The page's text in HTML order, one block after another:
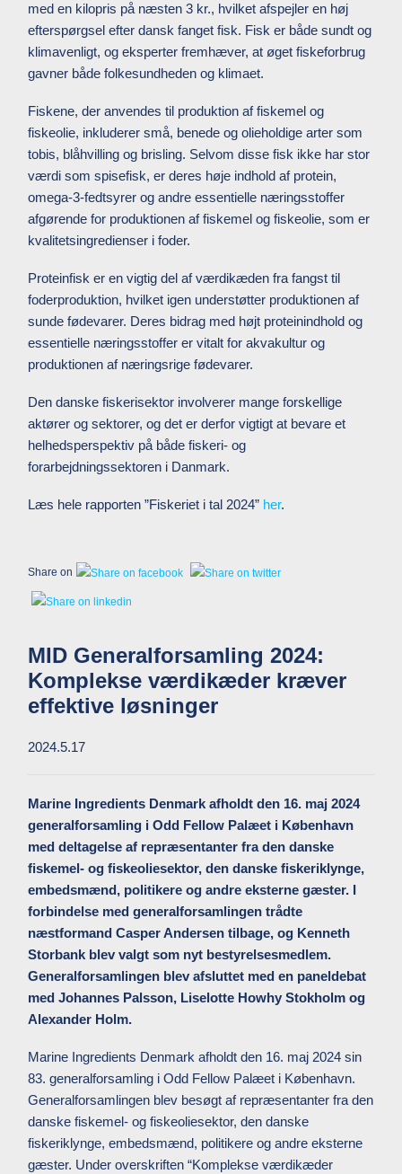
med en kilopris på næsten 3 kr., hvilket afspejler en høj
efterspørgsel efter dansk fanget fisk. Fisk er både sundt og
klimavenligt, og eksperter fremhæver, at øget fiskeforbrug
gavner både folkesundheden og klimaet.
Fiskene, der anvendes til produktion af fiskemel og
fiskeolie, inkluderer små, benede og olieholdige arter som
tobis, blåhvilling og brisling. Selvom disse fisk ikke har stor
værdi som spisefisk, er deres høje indhold af protein,
omega-3-fedtsyrer og andre essentielle næringsstoffer
afgørende for produktionen af fiskemel og fiskeolie, som er
kvalitetsingredienser i foder.
Proteinfisk er en vigtig del af værdikæden fra fangst til
foderproduktion, hvilket igen understøtter produktionen af
sunde fødevarer. Deres bidrag med højt proteinindhold og
essentielle næringsstoffer er vitalt for akvakultur og
produktionen af næringsrige fødevarer.
Den danske fiskerisektor involverer mange forskellige
aktører og sektorer, og det er derfor vigtigt at bevare et
helhedsperspektiv på både fiskeri- og
forarbejdningssektoren i Danmark.
Læs hele rapporten ”Fiskeriet i tal 2024” her.
Share on
MID Generalforsamling 2024:
Komplekse værdikæder kræver
effektive løsninger
2024.5.17
Marine Ingredients Denmark afholdt den 16. maj 2024
generalforsamling i Odd Fellow Palæet i København
med deltagelse af repræsentanter fra den danske
fiskemel- og fiskeoliesektor, den danske fiskeriklynge,
embedsmænd, politikere og andre eksterne gæster. I
forbindelse med generalforsamlingen trådte
næstformand Casper Andersen tilbage, og Kenneth
Storbank blev valgt som nyt bestyrelsesmedlem.
Generalforsamlingen blev afsluttet med en paneldebat
med Johannes Palsson, Liselotte Howhy Stokholm og
Alexander Holm.
Marine Ingredients Denmark afholdt den 16. maj 2024 sin
83. generalforsamling i Odd Fellow Palæet i København.
Generalforsamlingen blev besøgt af repræsentanter fra den
danske fiskemel- og fiskeoliesektor, den danske
fiskeriklynge, embedsmænd, politikere og andre eksterne
gæster. Under overskriften “Komplekse værdikæder